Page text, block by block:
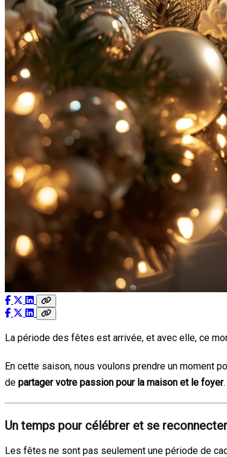
La période des fêtes est arrivée, et avec elle, ce
En cette saison, nous voulons prendre un moment
de partager votre passion pour la maison et le foyer.
Un temps pour célébrer et se reconnecter
Les fêtes ne sont pas seulement une période de